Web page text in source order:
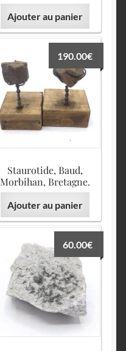
Ajouter au panier
Staurotide, Baud,
Morbihan, Bretagne.
190.00€
Ajouter au panier
60.00€